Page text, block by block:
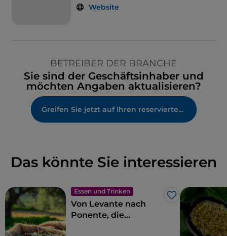
Website
BETREIBER DER BRANCHE
Sie sind der Geschäftsinhaber und
möchten Angaben aktualisieren?
Greifen Sie jetzt auf Ihren reservierten Bereich zu
Das könnte Sie interessieren
Essen und Trinken
Like
Von Levante nach
Ponente, die